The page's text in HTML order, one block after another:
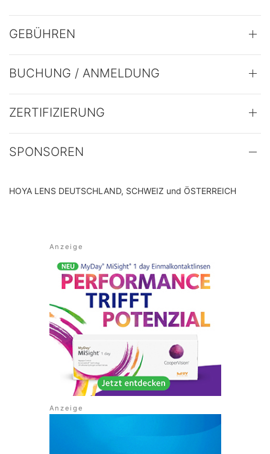
GEBÜHREN
BUCHUNG / ANMELDUNG
ZERTIFIZIERUNG
SPONSOREN
HOYA LENS DEUTSCHLAND, SCHWEIZ und ÖSTERREICH